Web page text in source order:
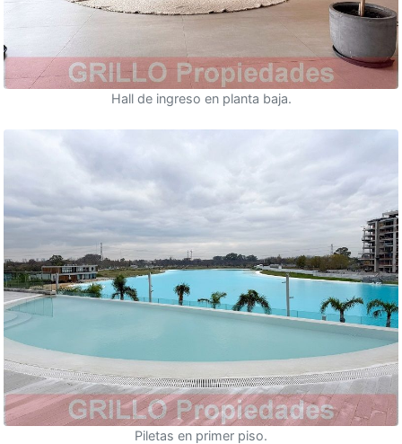
Hall de ingreso en planta baja.
Piletas en primer piso.